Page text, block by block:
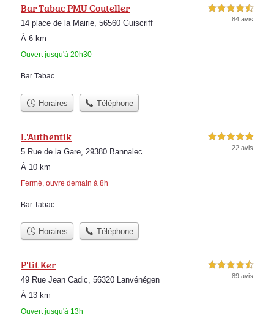
Bar Tabac PMU Couteller
14 place de la Mairie, 56560 Guiscriff
À 6 km
Ouvert jusqu'à 20h30
4,5 étoiles sur 5
84 avis
Bar Tabac
Horaires Téléphone
L'Authentik
5 Rue de la Gare, 29380 Bannalec
À 10 km
Fermé, ouvre demain à 8h
5,0 étoiles sur 5
22 avis
Bar Tabac
Horaires Téléphone
P'tit Ker
49 Rue Jean Cadic, 56320 Lanvénégen
À 13 km
Ouvert jusqu'à 13h
4,5 étoiles sur 5
89 avis